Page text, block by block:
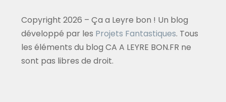
Copyright 2026 – Ça a Leyre bon ! Un blog
développé par les Projets Fantastiques. Tous
les éléments du blog CA A LEYRE BON.FR ne
sont pas libres de droit.